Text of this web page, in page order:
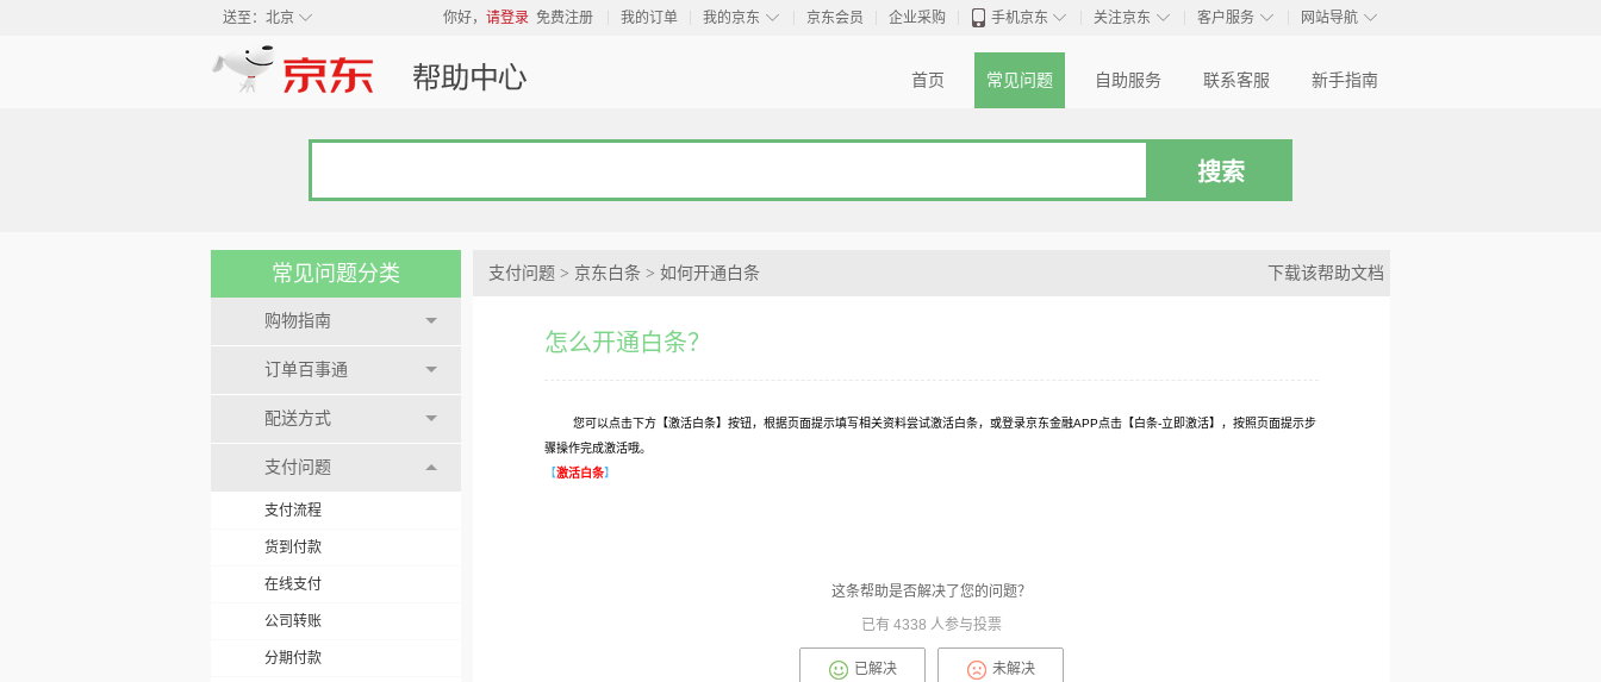
◇
送至： 北京 你好， 请登录 免费注册 我的订单 ◇
我的京东 京东会员 企业采购 ◇
手机京东 ◇
关注京东 ◇
客户服务 ◇
网站导航
首页 常见问题 自助服务 联系客服 新手指南
常见问题分类
购物指南
订单百事通
配送方式
支付问题
支付流程
货到付款
在线支付
公司转账
分期付款
支付问题 > 京东白条 > 如何开通白条 下载该帮助文档
怎么开通白条？
您可以点击下方【激活白条】按钮，根据页面提示填写相关资料尝试激活白条，或登录京东金融APP点击【白条-立即激活】，按照页面提示步
骤操作完成激活哦。
【激活白条】
这条帮助是否解决了您的问题？
已有 4338 人参与投票
已解决 未解决